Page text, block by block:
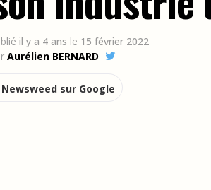
il y a 4 ans le 15 février 2022
Aurélien BERNARD
sur Google